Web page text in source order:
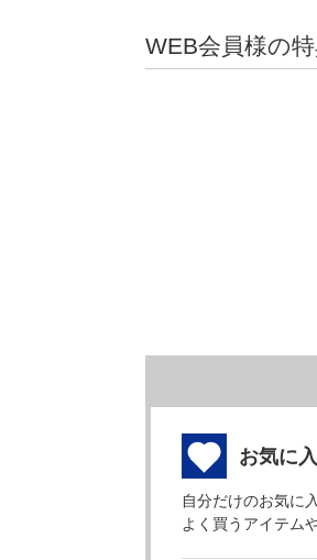
WEB会員様の
お気に
自分だけのお気に
よく買うアイテム